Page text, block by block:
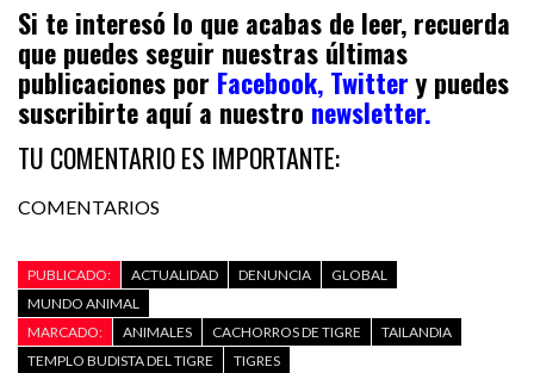
Si te interesó lo que acabas de leer, recuerda
que puedes seguir nuestras últimas
publicaciones por Facebook, Twitter y puedes
suscribirte aquí a nuestro newsletter.
TU COMENTARIO ES IMPORTANTE:
COMENTARIOS
PUBLICADO: ACTUALIDAD DENUNCIA
GLOBAL
MUNDO ANIMAL
MARCADO:
ANIMALES CACHORROS DE TIGRE
TAILANDIA
TEMPLO BUDISTA DEL TIGRE
TIGRES